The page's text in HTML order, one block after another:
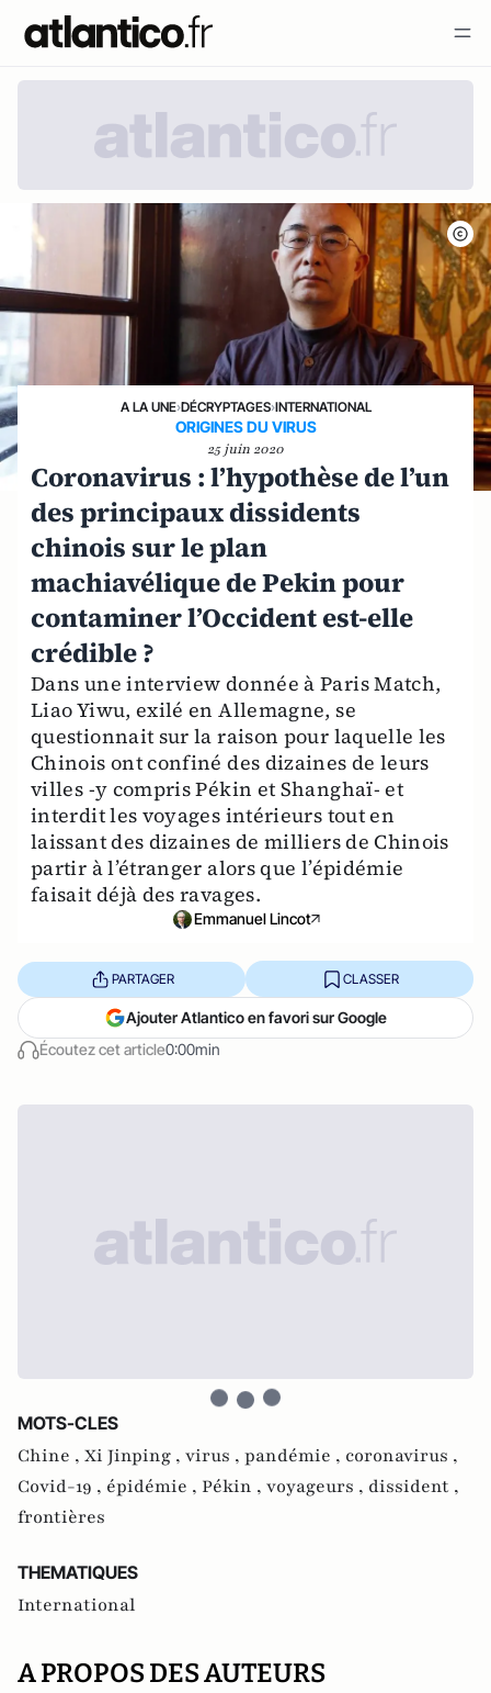
A LA UNE›DÉCRYPTAGES›INTERNATIONAL
ORIGINES DU VIRUS
25 juin 2020
Coronavirus : l’hypothèse de l’un
des principaux dissidents
chinois sur le plan
machiavélique de Pekin pour
contaminer l’Occident est-elle
crédible ?
Dans une interview donnée à Paris Match,
Liao Yiwu, exilé en Allemagne, se
questionnait sur la raison pour laquelle les
Chinois ont confiné des dizaines de leurs
villes -y compris Pékin et Shanghaï- et
interdit les voyages intérieurs tout en
laissant des dizaines de milliers de Chinois
partir à l’étranger alors que l’épidémie
faisait déjà des ravages.
Emmanuel Lincot
Écoutez cet article0:00min
PARTAGER CLASSER
Ajouter Atlantico en favori sur Google
MOTS-CLES
Chine , Xi Jinping , virus , pandémie , coronavirus ,
Covid-19 , épidémie , Pékin , voyageurs , dissident ,
frontières
THEMATIQUES
International
A PROPOS DES AUTEURS